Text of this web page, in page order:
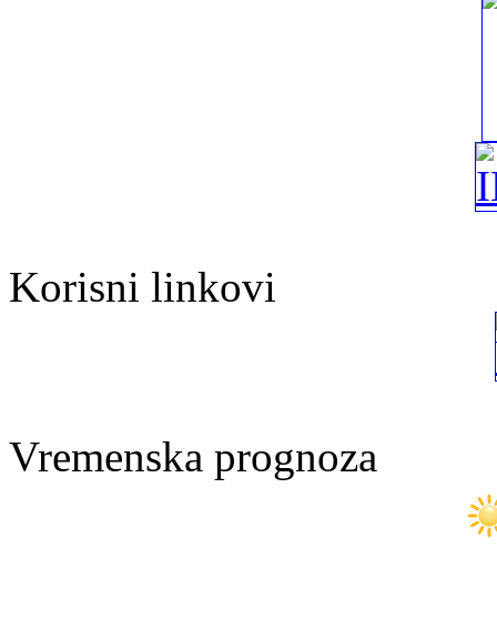
Korisni linkovi
Vremenska prognoza